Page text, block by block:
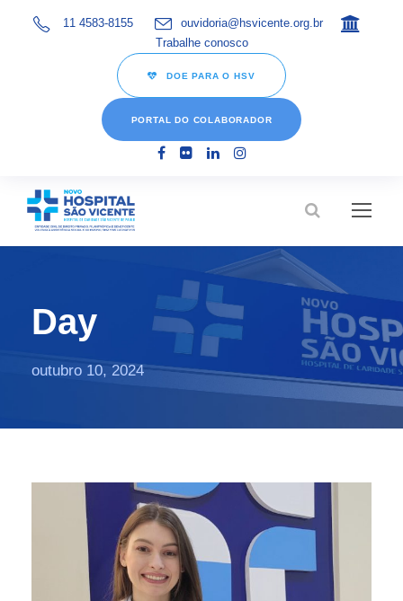
11 4583-8155
ouvidoria@hsvicente.org.br
Trabalhe conosco
DOE PARA O HSV
PORTAL DO COLABORADOR
Day
outubro 10, 2024